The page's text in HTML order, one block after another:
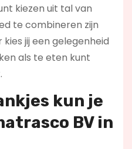
kiezen uit tal van
te combineren zijn
jij een gelegenheid
als te eten kunt
kun je
BV in